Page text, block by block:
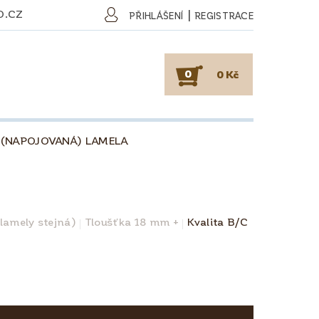
PŘIHLÁŠENÍ | REGISTRACE
0 0 Kč
LAMELA
stejná) Tloušťka 18 mm + Kvalita B/C